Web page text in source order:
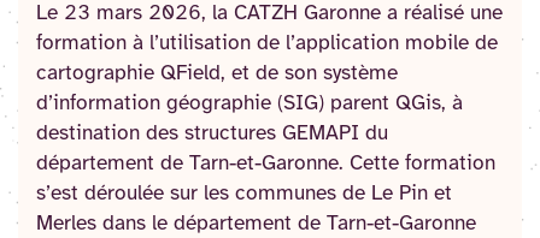
Le 23 mars 2026, la CATZH Garonne a réalisé une
formation à l’utilisation de l’application mobile de
cartographie QField, et de son système
d’information géographie (SIG) parent QGis, à
destination des structures GEMAPI du
département de Tarn-et-Garonne. Cette formation
s’est déroulée sur les communes de Le Pin et
Merles dans le département de Tarn-et-Garonne